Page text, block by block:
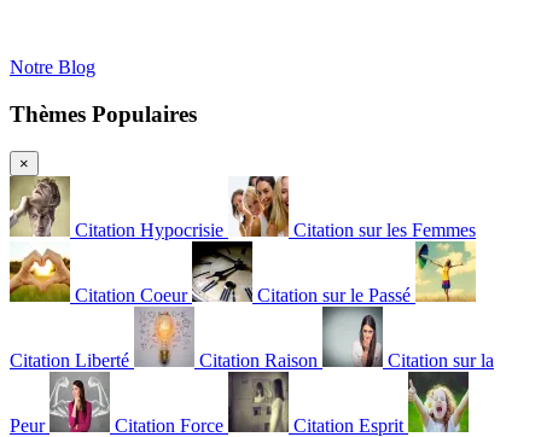
Notre Blog
Thèmes Populaires
×
Citation Hypocrisie Citation sur les Femmes
Citation Coeur Citation sur le Passé
Citation Liberté Citation Raison Citation sur la
Peur Citation Force Citation Esprit